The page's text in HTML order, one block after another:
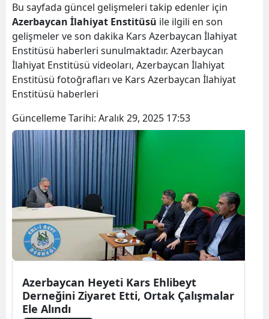
Balıkesir
Bilecik
Bingöl
Bitlis
Burdur
Çankırı
Çorum
Denizli
Diyarbakır
Edirne
Bu sayfada güncel gelişmeleri takip edenler için
Azerbaycan İlahiyat Enstitüsü ile ilgili en son
gelişmeler ve son dakika Kars Azerbaycan İlahiyat
Enstitüsü haberleri sunulmaktadır. Azerbaycan
İlahiyat Enstitüsü videoları, Azerbaycan İlahiyat
Enstitüsü fotoğrafları ve Kars Azerbaycan İlahiyat
Enstitüsü haberleri
Güncelleme Tarihi: Aralık 29, 2025 17:53
Azerbaycan Heyeti Kars Ehlibeyt
Derneğini Ziyaret Etti, Ortak Çalışmalar
Ele Alındı